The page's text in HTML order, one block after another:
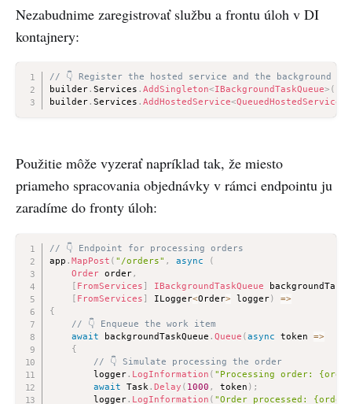
Nezabudnime zaregistrovať službu a frontu úloh v DI
kontajnery:
// 👇 Register the hosted service and the background
builder. Services . AddSingleton<IBackgroundTaskQueue> (
builder. Services . AddHostedService<QueuedHostedService
Použitie môže vyzerať napríklad tak, že miesto
priameho spracovania objednávky v rámci endpointu ju
zaradíme do fronty úloh:
// 👇 Endpoint for processing orders
app . MapPost ( "/orders" , async
(
Order order,
[ FromServices ] IBackgroundTaskQueue
[ FromServices ] ILogger<Order> logger)
=>
{
// 👇 Enqueue the work item
await backgroundTaskQueue . Queue (async token =>
{
// 👇 Simulate processing the order
        logger
. LogInformation ( "Processing order:
await Task. Delay ( 1000 , token ) ;
        logger
. LogInformation ( "Order processed: